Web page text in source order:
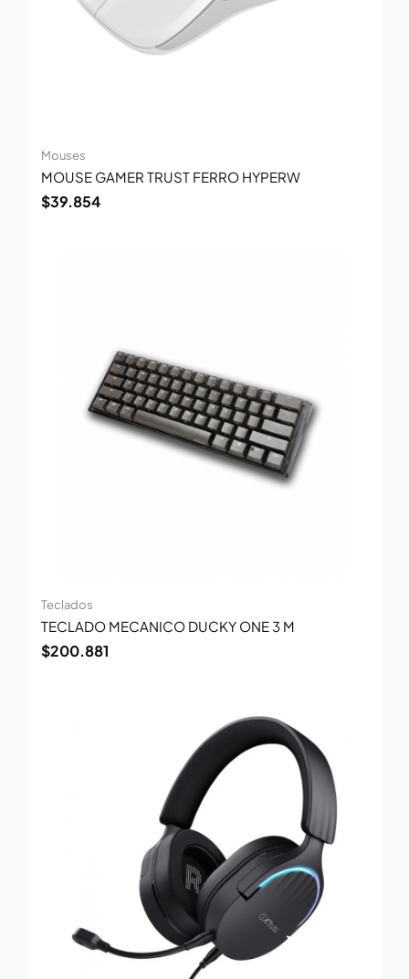
Mouses
MOUSE GAMER TRUST FERRO HYPERW
$39.854
Teclados
TECLADO MECANICO DUCKY ONE 3 M
$200.881